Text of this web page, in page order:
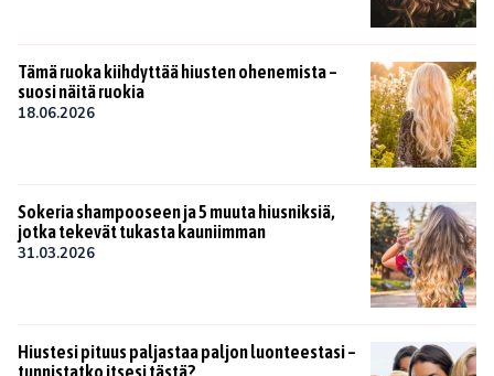
Tämä ruoka kiihdyttää hiusten ohenemista –
suosi näitä ruokia
18.06.2026
Sokeria shampooseen ja 5 muuta hiusniksiä,
jotka tekevät tukasta kauniimman
31.03.2026
Hiustesi pituus paljastaa paljon luonteestasi –
tunnistatko itsesi tästä?